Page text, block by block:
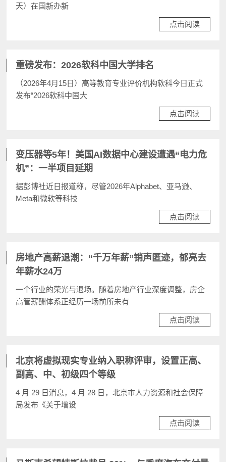
天）在国新办新
点击阅读
重磅发布：2026软科中国大学排名
（2026年4月15日）高等教育专业评价机构软科今日正式
发布“2026软科中国大
点击阅读
变压器等5年！美国AI数据中心建设遭遇“电力危
机”：一半项目延期
据彭博社近日报道称，尽管2026年Alphabet、亚马逊、
Meta和微软等科技
点击阅读
房地产高薪退潮：“千万年薪”销声匿迹，郁亮去
年薪水24万
一个行业的荣光与退场。随着房地产行业深度调整，房企
高管薪酬体系正经历一场前所未有
点击阅读
北京将虚拟现实专业纳入职称评审，设置正高、
副高、中、初级四个等级
4 月 29 日消息，4 月 28 日，北京市人力资源和社会保障
局发布《关于增设
点击阅读